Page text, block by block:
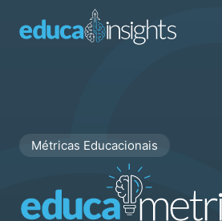
Métricas Educacionais